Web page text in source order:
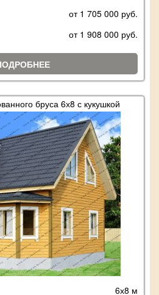
от 1 705 000 руб.
от 1 908 000 руб.
бруса 6х8 с кукушкой
6х8 м